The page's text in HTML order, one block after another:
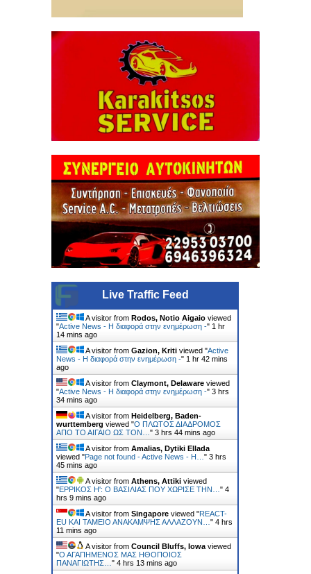
Live Traffic Feed
A visitor from Rodos, Notio Aigaio viewed
"Active News - Η διαφορά στην ενημέρωση -" 1 hr
14 mins ago
A visitor from Gazion, Kriti viewed "Active
News - Η διαφορά στην ενημέρωση -" 1 hr 42 mins
ago
A visitor from Claymont, Delaware viewed
"Active News - Η διαφορά στην ενημέρωση -" 3 hrs
34 mins ago
A visitor from Heidelberg, Baden-
wurttemberg viewed "Ο ΠΛΩΤΟΣ ΔΙΑΔΡΟΜΟΣ
ΑΠΟ ΤΟ ΑΙΓΑΙΟ ΩΣ ΤΟΝ… " 3 hrs 44 mins ago
A visitor from Amalias, Dytiki Ellada
viewed "Page not found - Active News - Η… " 3 hrs
46 mins ago
A visitor from Athens, Attiki viewed
"ΕΡΡΙΚΟΣ H': Ο ΒΑΣΙΛΙΑΣ ΠΟΥ ΧΩΡΙΣΕ ΤΗΝ… " 4
hrs 9 mins ago
A visitor from Singapore viewed "REACT-
EU ΚΑΙ ΤΑΜΕΙΟ ΑΝΑΚΑΜΨΗΣ ΑΛΛΑΖΟΥΝ… " 4 hrs
11 mins ago
A visitor from Council Bluffs, Iowa viewed
"Ο ΑΓΑΠΗΜΕΝΟΣ ΜΑΣ ΗΘΟΠΟΙΟΣ
ΠΑΝΑΓΙΩΤΗΣ… " 4 hrs 13 mins ago